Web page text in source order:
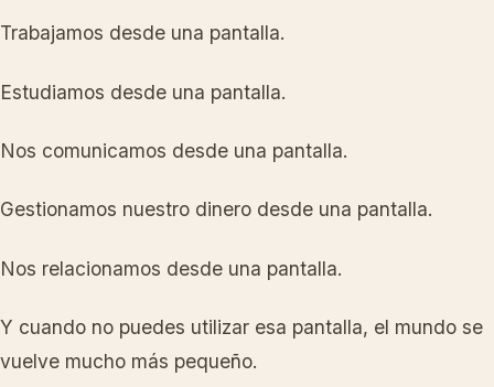
Trabajamos desde una pantalla.
Estudiamos desde una pantalla.
Nos comunicamos desde una pantalla.
Gestionamos nuestro dinero desde una pantalla.
Nos relacionamos desde una pantalla.
Y cuando no puedes utilizar esa pantalla, el mundo se
vuelve mucho más pequeño.